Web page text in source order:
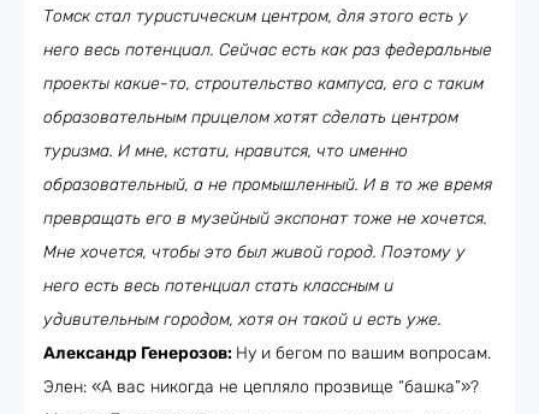
Томск стал туристическим центром, для этого есть у
него весь потенциал. Сейчас есть как раз федеральные
проекты какие-то, строительство кампуса, его с таким
образовательным прицелом хотят сделать центром
туризма. И мне, кстати, нравится, что именно
образовательный, а не промышленный. И в то же время
превращать его в музейный экспонат тоже не хочется.
Мне хочется, чтобы это был живой город. Поэтому у
него есть весь потенциал стать классным и
удивительным городом, хотя он такой и есть уже.
Александр Генерозов: Ну и бегом по вашим вопросам.
Элен: «А вас никогда не цепляло прозвище “башка”»?